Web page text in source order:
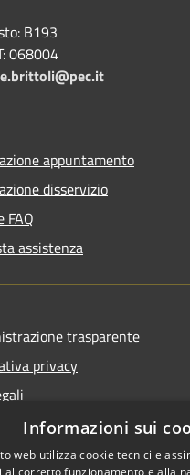
B193
068004
appuntamento
disservizio
FAQ
assistenza
trasparente
privacy
di accessibilità
Informazioni sui
web utilizza cookie tecnici e
al corretto funzionamento e alla